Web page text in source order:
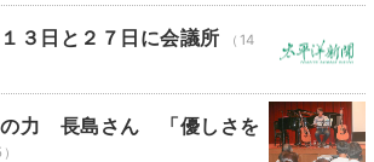
３日と２７日に会議所
（14
の力 長島さん 「優しさを